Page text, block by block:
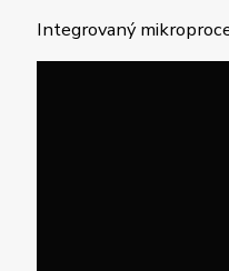
Integrovaný